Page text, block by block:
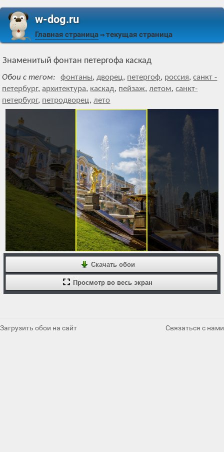
w-dog.ru
Главная страница ⇒ текущая страница
Знаменитый фонтан петергофа каскад
Обои с тегом: фонтаны,дворец, петергоф, россия,санкт -
петербург,архитектура, каскад, пейзаж,летом,санкт-
петербург, петродворец,лето
Скачать обои
Просмотр во весь экран
Загрузить обои на сайт Связаться с нами